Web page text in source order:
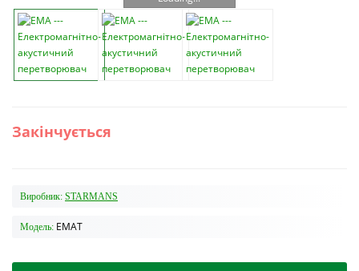
Закінчується
Виробник: STARMANS
Модель: EMAT